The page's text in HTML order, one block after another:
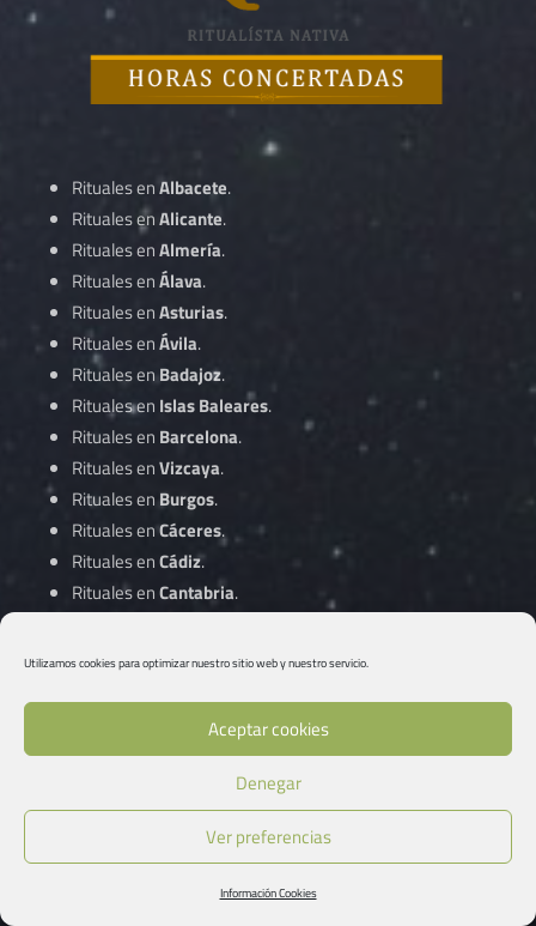
Utilizamos cookies para optimizar nuestro sitio web y nuestro servicio.
Aceptar cookies
Denegar
Ver preferencias
Información Cookies
Rituales enAlbacete.
Rituales enAlicante.
Rituales enAlmería.
Rituales enÁlava.
Rituales enAsturias.
Rituales enÁvila.
Rituales en Badajoz.
Rituales en Islas Baleares.
Rituales en Barcelona.
Rituales enVizcaya.
Rituales en Burgos.
Rituales enCáceres.
Rituales enCádiz.
Rituales enCantabria.
Rituales enCiudad Real.
Gipuzkoa.
Rituales enGirona.
Granada.